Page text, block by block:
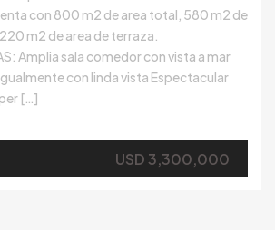
con 800 m2 de area total, 580 m2 de
m2 de area de terraza.
Amplia sala comedor con vista a mar
con linda vista Espectacular
[…]
USD 3,300,000